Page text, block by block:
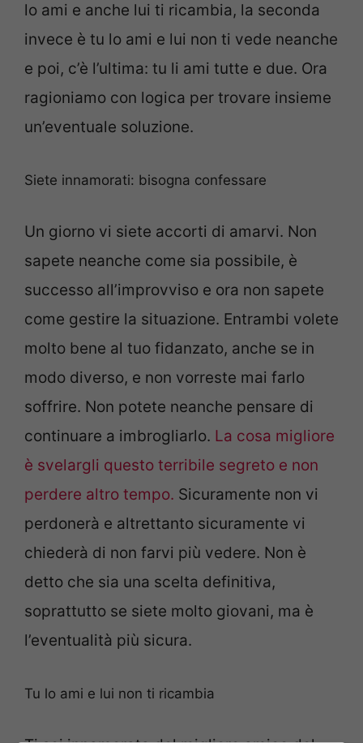
lo ami e anche lui ti ricambia, la seconda
invece è tu lo ami e lui non ti vede neanche
e poi, c’è l’ultima: tu li ami tutte e due. Ora
ragioniamo con logica per trovare insieme
un’eventuale soluzione.
Siete innamorati: bisogna confessare
Un giorno vi siete accorti di amarvi. Non
sapete neanche come sia possibile, è
successo all’improvviso e ora non sapete
come gestire la situazione. Entrambi volete
molto bene al tuo fidanzato, anche se in
modo diverso, e non vorreste mai farlo
soffrire. Non potete neanche pensare di
continuare a imbrogliarlo. La cosa migliore
è svelargli questo terribile segreto e non
perdere altro tempo. Sicuramente non vi
perdonerà e altrettanto sicuramente vi
chiederà di non farvi più vedere. Non è
detto che sia una scelta definitiva,
soprattutto se siete molto giovani, ma è
l’eventualità più sicura.
Tu lo ami e lui non ti ricambia